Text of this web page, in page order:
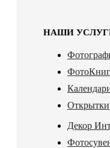
НАШИ
Открытки
Декор